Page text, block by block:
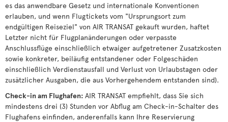
es das anwendbare Gesetz und internationale Konventionen
erlauben, und wenn Flugtickets vom "Ursprungsort zum
endgültigen Reiseziel" von AIR TRANSAT gekauft wurden, haftet
Letzter nicht für Flugplanänderungen oder verpasste
Anschlussflüge einschließlich etwaiger aufgetretener Zusatzkosten
sowie konkreter, beiläufig entstandener oder Folgeschäden
einschließlich Verdienstausfall und Verlust von Urlaubstagen oder
zusätzlicher Ausgaben, die aus Vorhergehendem entstanden sind).
Check-in am Flughafen: AIR TRANSAT empfiehlt, dass Sie sich
mindestens drei (3) Stunden vor Abflug am Check-in-Schalter des
Flughafens einfinden, anderenfalls kann Ihre Reservierung